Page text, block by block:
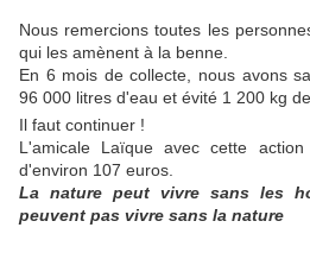
Nous remercions toutes les
qui les amènent à la benne.
En 6 mois de collecte, nous avons
96 000 litres d'eau et évité 1 200 kg
Il faut continuer !
L'amicale Laïque avec cette
d'environ 107 euros.
La nature peut vivre sans les
peuvent pas vivre sans la nature